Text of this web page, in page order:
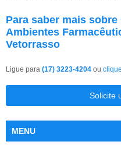
Para saber mais
Ambientes
Vetorrasso
Ligue para (17) 3223-4204 ou
Solicite
MENU